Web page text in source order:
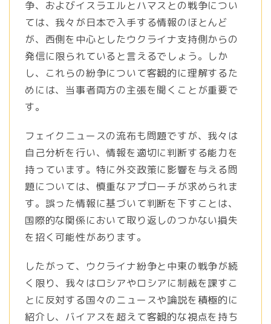
争、およびイスラエルとハマスとの戦争につい
ては、我々が日本で入手する情報のほとんど
が、西側を中心としたウクライナ支持側からの
発信に限られていると言えるでしょう。しか
し、これらの紛争について客観的に理解するた
めには、当事者両方の主張を聞くことが重要で
す。
フェイクニュースの流布も問題ですが、我々は
自己分析を行い、情報を適切に判断する能力を
持っています。特に外交政策に影響を与える問
題については、慎重なアプローチが求められま
す。誤った情報に基づいて判断を下すことは、
国際的な関係において取り返しのつかない損失
を招く可能性があります。
したがって、ウクライナ紛争と中東の戦争が続
く限り、我々はロシアやロシアに制裁を課すこ
とに反対する国々のニュースや論説を積極的に
紹介し、バイアスを超えて客観的な視点を持ち